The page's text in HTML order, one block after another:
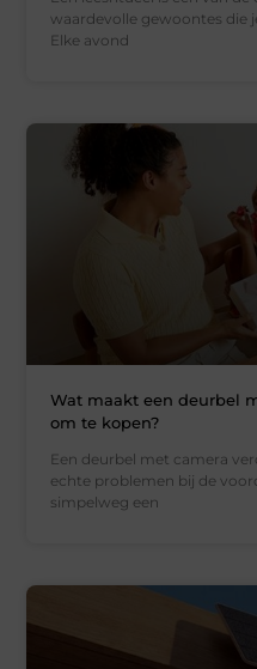
waardevolle gewoontes die
Elke avond
Wat maakt een deurbel
om te kopen?
Een deurbel met camera
echte problemen bij de
simpelweg een